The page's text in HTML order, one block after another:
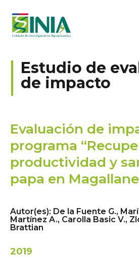
Estudio de
de impacto
Evaluación de
programa
productividad y
papa en
Autor(es): De la Fuente G.,
Martínez A., Carolla Basic V.,
Brattian
2019